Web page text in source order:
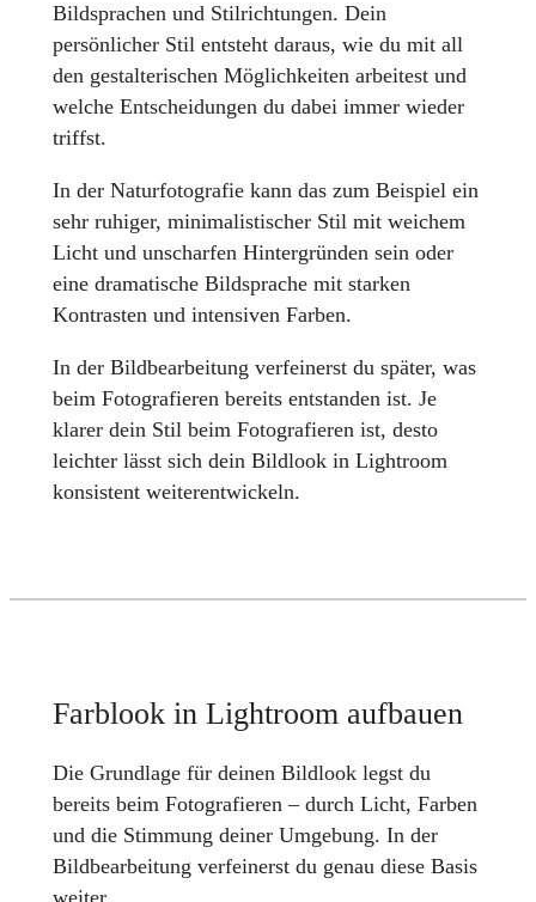
Bildsprachen und Stilrichtungen. Dein
persönlicher Stil entsteht daraus, wie du mit all
den gestalterischen Möglichkeiten arbeitest und
welche Entscheidungen du dabei immer wieder
triffst.
In der Naturfotografie kann das zum Beispiel ein
sehr ruhiger, minimalistischer Stil mit weichem
Licht und unscharfen Hintergründen sein oder
eine dramatische Bildsprache mit starken
Kontrasten und intensiven Farben.
In der Bildbearbeitung verfeinerst du später, was
beim Fotografieren bereits entstanden ist. Je
klarer dein Stil beim Fotografieren ist, desto
leichter lässt sich dein Bildlook in Lightroom
konsistent weiterentwickeln.
Farblook in Lightroom aufbauen
Die Grundlage für deinen Bildlook legst du
bereits beim Fotografieren – durch Licht, Farben
und die Stimmung deiner Umgebung. In der
Bildbearbeitung verfeinerst du genau diese Basis